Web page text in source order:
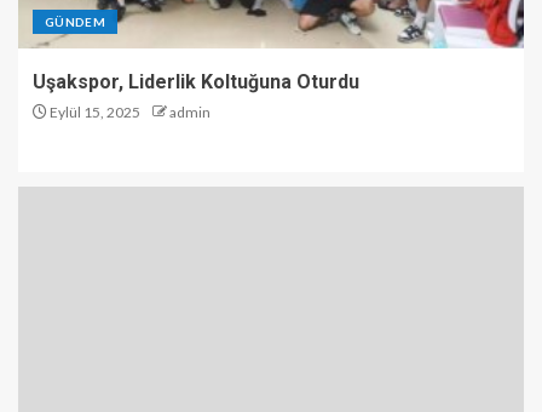
GÜNDEM
Uşakspor, Liderlik Koltuğuna Oturdu
Eylül 15, 2025 admin